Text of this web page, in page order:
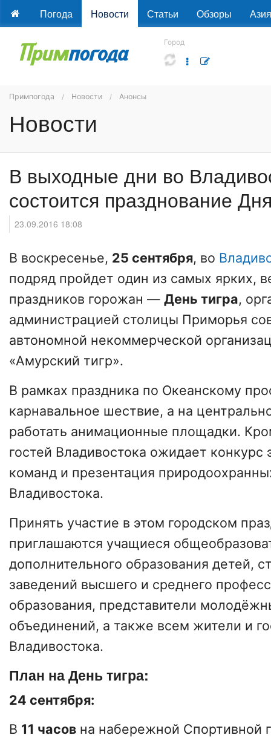
Погода Новости Статьи Обзоры Азия
Город
Примпогода Новости Анонсы
Новости
В выходные дни во
состоится празднование
23.09.2016 18:08
В воскресенье, 25 сентября, во
подряд пройдет один из самых ярких,
праздников горожан — День тигра,
администрацией столицы Приморья
автономной некоммерческой
«Амурский тигр».
В рамках праздника по Океанскому
карнавальное шествие, а на
работать анимационные площадки.
гостей Владивостока ожидает конкурс
команд и презентация
Владивостока.
Принять участие в этом городском
приглашаются учащиеся
дополнительного образования детей,
заведений высшего и среднего
образования, представители
объединений, а также всем жители и
Владивостока.
План на День тигра:
24 сентября:
В 11 часов на набережной Спортивной